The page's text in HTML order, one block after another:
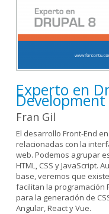
Experto en
Development
Fran Gil
El desarrollo Front-End
relacionadas con la
web. Podemos agrupar
HTML, CSS y JavaScript.
base, veremos que
facilitan la programación
para la generación de
Angular, React y Vue.